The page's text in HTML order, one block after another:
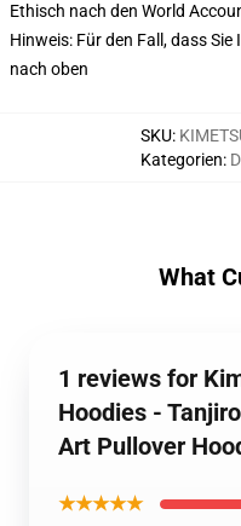
Ethisch nach den World
Hinweis: Für den Fall, dass
nach oben
SKU:
Kategorien:
What
1 reviews for
Hoodies -
Art Pullover
★★★★★